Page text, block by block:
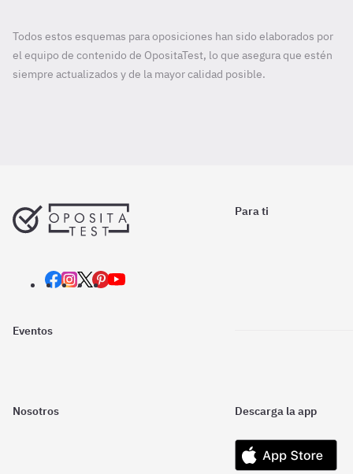
Todos estos esquemas para oposiciones han sido elaborados por
el equipo de contenido de OpositaTest, lo que asegura que estén
siempre actualizados y de la mayor calidad posible.
Para ti
Eventos
Nosotros Descarga la app